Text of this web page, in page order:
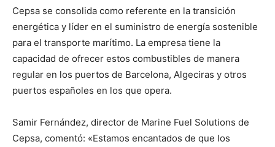
Cepsa se consolida como referente en la transición
energética y líder en el suministro de energía sostenible
para el transporte marítimo. La empresa tiene la
capacidad de ofrecer estos combustibles de manera
regular en los puertos de Barcelona, Algeciras y otros
puertos españoles en los que opera.
Samir Fernández, director de Marine Fuel Solutions de
Cepsa, comentó: «Estamos encantados de que los